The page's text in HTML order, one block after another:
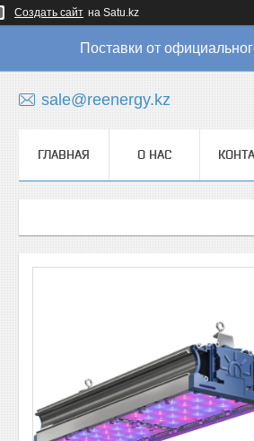
Создать сайт на Satu.kz
Поставки от
sale@reenergy.kz
ГЛАВНАЯ О НАС